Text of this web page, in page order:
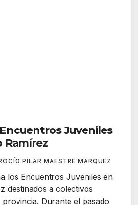
Juveniles
Ramírez
PILAR MAESTRE MÁRQUEZ
los Encuentros Juveniles en
destinados a colectivos
provincia. Durante el pasado